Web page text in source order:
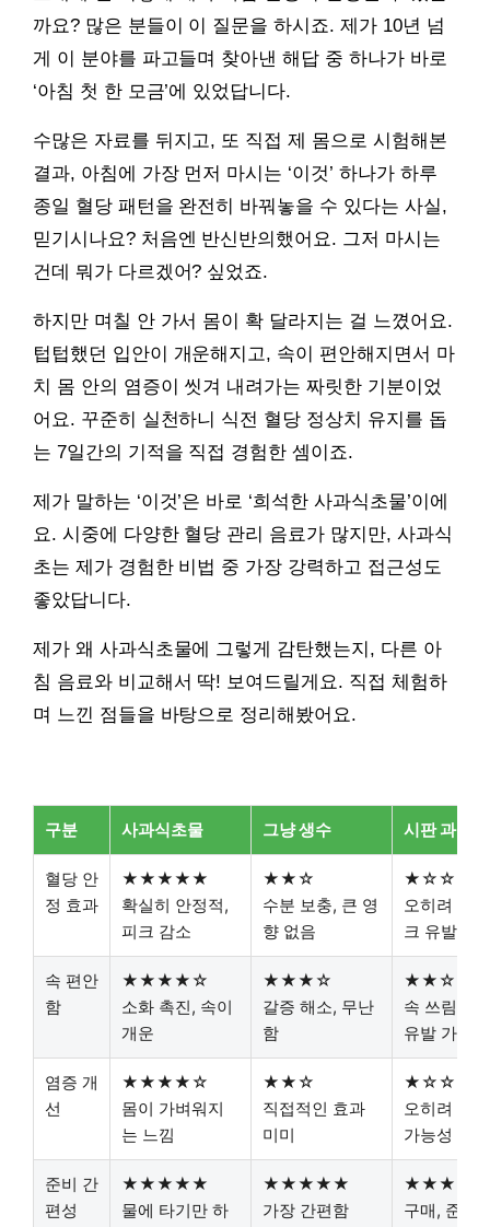
까요? 많은 분들이 이 질문을 하시죠. 제가 10년 넘
게 이 분야를 파고들며 찾아낸 해답 중 하나가 바로
‘아침 첫 한 모금’에 있었답니다.
수많은 자료를 뒤지고, 또 직접 제 몸으로 시험해본
결과, 아침에 가장 먼저 마시는 ‘이것’ 하나가 하루
종일 혈당 패턴을 완전히 바꿔놓을 수 있다는 사실,
믿기시나요? 처음엔 반신반의했어요. 그저 마시는
건데 뭐가 다르겠어? 싶었죠.
하지만 며칠 안 가서 몸이 확 달라지는 걸 느꼈어요.
텁텁했던 입안이 개운해지고, 속이 편안해지면서 마
치 몸 안의 염증이 씻겨 내려가는 짜릿한 기분이었
어요. 꾸준히 실천하니 식전 혈당 정상치 유지를 돕
는 7일간의 기적을 직접 경험한 셈이죠.
제가 말하는 ‘이것’은 바로 ‘희석한 사과식초물’이에
요. 시중에 다양한 혈당 관리 음료가 많지만, 사과식
초는 제가 경험한 비법 중 가장 강력하고 접근성도
좋았답니다.
제가 왜 사과식초물에 그렇게 감탄했는지, 다른 아
침 음료와 비교해서 딱! 보여드릴게요. 직접 체험하
며 느낀 점들을 바탕으로 정리해봤어요.
구분 사과식초물 그냥 생수 시판 과일
혈당 안
정 효과
★★★★★
확실히 안정적,
피크 감소
★★☆
수분 보충, 큰 영
향 없음
★☆☆
오히려 혈
크 유발
속 편안
함
★★★★☆
소화 촉진, 속이
개운
★★★☆
갈증 해소, 무난
함
★★☆
속 쓰림, 더
유발 가능
염증 개
선
★★★★☆
몸이 가벼워지
는 느낌
★★☆
직접적인 효과
미미
★☆☆
오히려 염
가능성
준비 간
편성
★★★★★
물에 타기만 하
★★★★★
가장 간편함
★★★
구매, 준비